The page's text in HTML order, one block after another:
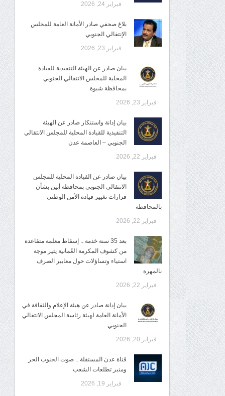
فبراير 24, 2026
بلاغ صحفي صادر الأمانة العامة للمجلس
الإنتقالي الجنوبي
فبراير 23, 2026
بيان صادر عن الهيئة التنفيذية للقيادة
المحلية للمجلس الانتقالي الجنوبي
بمحافظة شبوة
فبراير 23, 2026
بيان إدانة واستنكار صادر عن الهيئة
التنفيذية للقيادة المحلية للمجلس الانتقالي
الجنوبي – العاصمة عدن
فبراير 22, 2026
بيان صادر عن القيادة المحلية للمجلس
الانتقالي الجنوبي بمحافظة أبين بشأن
قرارات تغيير قيادة الأمن الوطني
بالمحافظة
فبراير 22, 2026
بعد 35 سنة خدمة .. إسقاط معلمة متقاعدة
من كشوف المكرمة العُمانية يثير موجة
استياء وتساؤلات حول معايير الصرف
بالمهرة
فبراير 22, 2026
بيان إدانة صادر عن هيئة الإعلام والثقافة في
الأمانة العامة لهيئة رئاسة المجلس الانتقالي
الجنوبي
فبراير 20, 2026
قناة عدن المستقلة .. صوت الجنوب الحر
ومنبر تطلعات الشعب
فبراير 19, 2026